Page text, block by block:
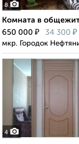
8
Комната в
650 000 ₽ 34 300 ₽
мкр. Городок
4